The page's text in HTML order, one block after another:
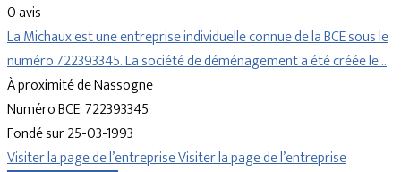
0 avis
La Michaux est une entreprise individuelle connue de la BCE sous le
numéro 722393345. La société de déménagement a été créée le…
À proximité de Nassogne
Numéro BCE: 722393345
Fondé sur 25-03-1993
Visiter la page de l’entrepriseVisiter la page de l’entreprise